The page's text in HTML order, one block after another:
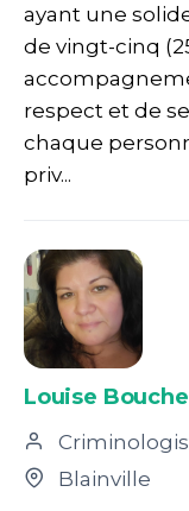
ayant une
de vingt-cinq
respect et de
chaque
priv...
Louise
Blainville